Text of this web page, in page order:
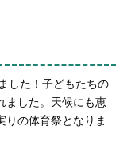
した！子どもたちの
ました。天候にも恵
りの体育祭となりま